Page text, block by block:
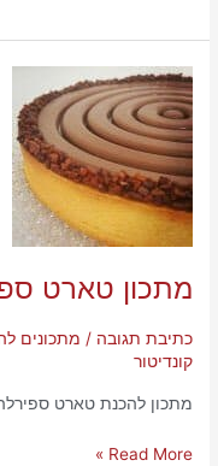
מתכון טארט
כתיבת תגובה / מתכונים
קונדיטור
מתכון להכנת טארט
מתכון
טארט
ספירלה
של
הגר
גרוסמן
Read More »